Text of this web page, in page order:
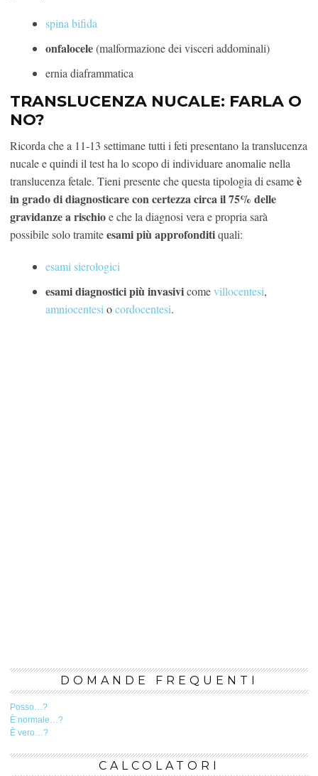
spina bifida
onfalocele(malformazione dei visceri addominali)
ernia diaframmatica
TRANSLUCENZA NUCALE: FARLA O
NO?
Ricorda che a 11-13 settimane tutti i feti presentano la translucenza
nucale e quindi il test ha lo scopo di individuare anomalie nella
translucenza fetale. Tieni presente che questa tipologia di esameè
in grado di diagnosticare con certezza circa il 75% delle
gravidanze a rischioe che la diagnosi vera e propria sarà
possibile solo tramiteesami più approfonditiquali:
esami sierologici
esami diagnostici più invasivicomevillocentesi,
amniocentesi ocordocentesi.
DOMANDE FREQUENTI
Posso…?
È normale…?
È vero…?
CALCOLATORI